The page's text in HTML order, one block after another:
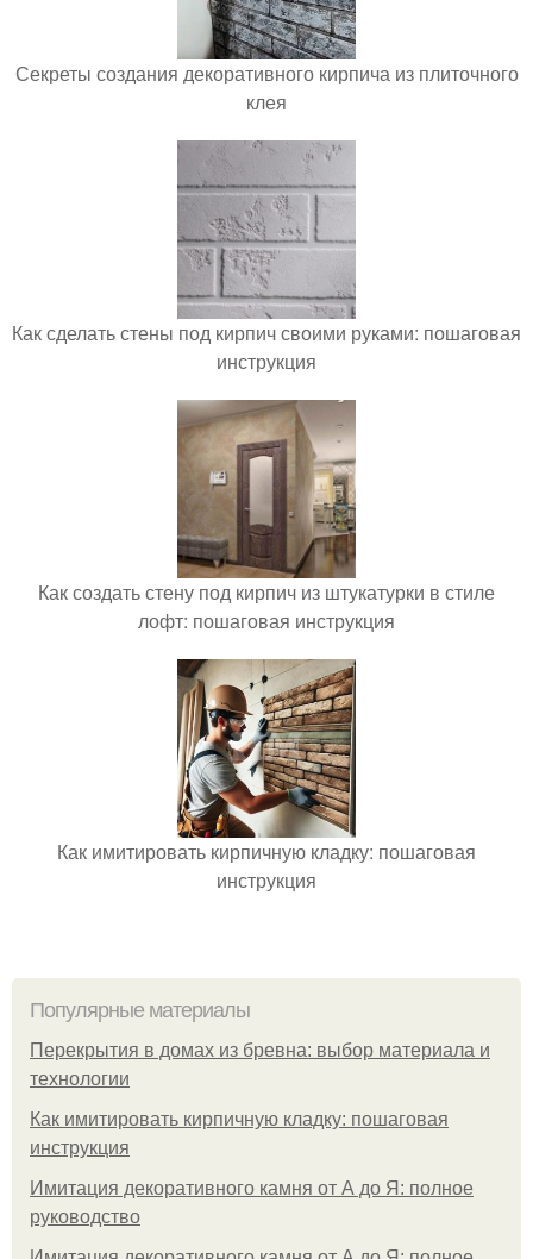
Секреты создания декоративного кирпича из плиточного
клея
Как сделать стены под кирпич своими руками: пошаговая
инструкция
Как создать стену под кирпич из штукатурки в стиле
лофт: пошаговая инструкция
Как имитировать кирпичную кладку: пошаговая
инструкция
Популярные материалы
Перекрытия в домах из бревна: выбор материала и
технологии
Как имитировать кирпичную кладку: пошаговая
инструкция
Имитация декоративного камня от А до Я: полное
руководство